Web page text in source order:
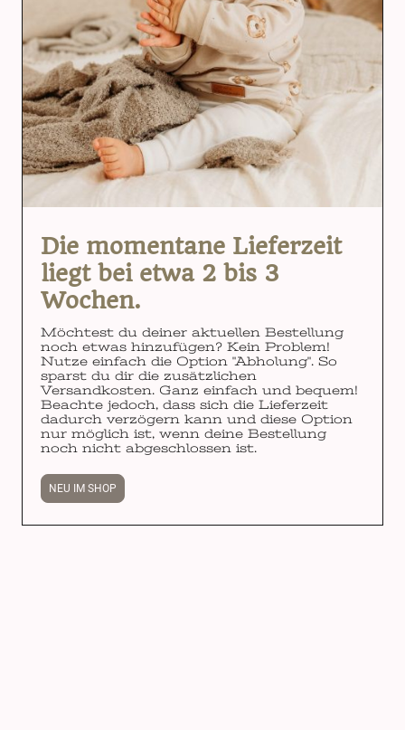
Die momentane Lieferzeit
liegt bei etwa 2 bis 3
Wochen.
Möchtest du deiner aktuellen Bestellung
noch etwas hinzufügen? Kein Problem!
Nutze einfach die Option "Abholung". So
sparst du dir die zusätzlichen
Versandkosten. Ganz einfach und bequem!
Beachte jedoch, dass sich die Lieferzeit
dadurch verzögern kann und diese Option
nur möglich ist, wenn deine Bestellung
noch nicht abgeschlossen ist.
NEU IM SHOP